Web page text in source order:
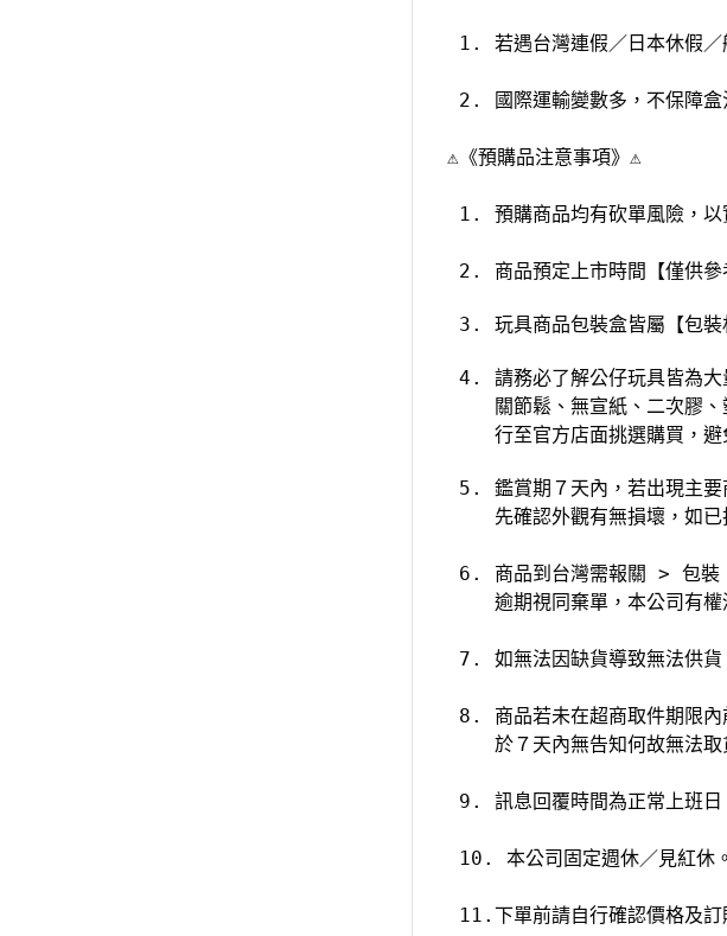
1. 若遇台灣連假／日本休假／
2. 國際運輸變數多，不保障盒
⚠️《預購品注意事項》⚠️️
1. 預購商品均有砍單風險，以
2. 商品預定上市時間【僅供參
3. 玩具商品包裝盒皆屬【包裝
4. 請務必了解公仔玩具皆為大
關節鬆、無宣紙、二次膠、
行至官方店面挑選購買，避
5. 鑑賞期７天內，若出現主要
先確認外觀有無損壞，如已
6. 商品到台灣需報關 > 包裝
逾期視同棄單，本公司有權
7. 如無法因缺貨導致無法供貨
8. 商品若未在超商取件期限內
於７天內無告知何故無法取
9. 訊息回覆時間為正常上班
10. 本公司固定週休／見紅休
11.下單前請自行確認價格及訂